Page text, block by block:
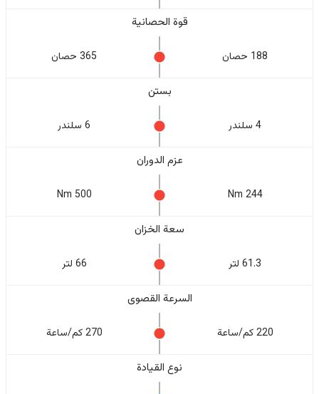
قوة الحصانية
188 حصان 365 حصان
بستن
4 سلندر 6 سلندر
عزم الدوران
244 Nm
500 Nm
سعة الخزان
61.3 لتر 66 لتر
السرعة القصوى
220 كم/ساعة 270 كم/ساعة
نوع القيادة